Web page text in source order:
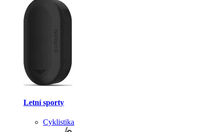
Letní sporty
Cyklistika